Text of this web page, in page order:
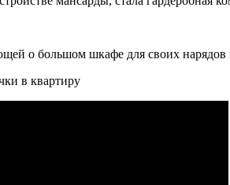
о большом шкафе для своих нарядов
в квартиру